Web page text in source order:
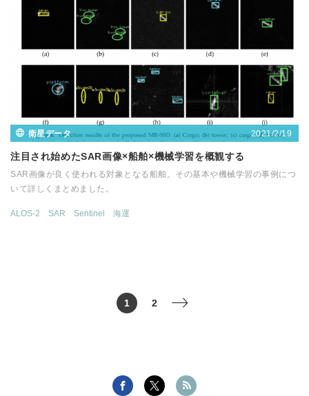
衛星データ 2021/2/19
注目され始めたSAR画像×船舶×機械学習を概観する
SAR画像が良く使われる対象となる船舶。その基本や機械学習の事例につ
いて詳しくまとめました。
ALOS-2 SAR Sentinel 海運
1 2 >